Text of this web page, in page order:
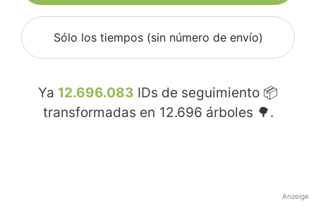
Sólo los tiempos (sin número de envío)
Ya 12.696.083 IDs de seguimiento 📦
transformadas en 12.696 árboles 🌳.
Anzeige